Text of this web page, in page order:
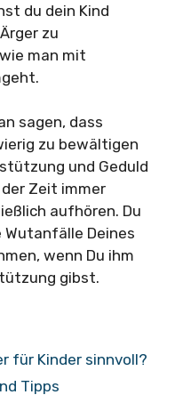
du dein Kind
zu
man mit
sagen, dass
zu bewältigen
und Geduld
Zeit immer
aufhören. Du
Deines
wenn Du ihm
gibst.
für Kinder sinnvoll?
Tipps